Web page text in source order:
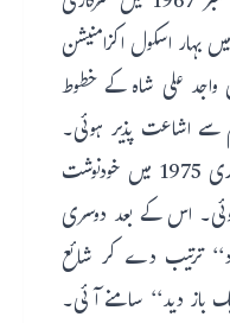
ملازمت سے سبکدوش ہوئے۔ 1967 میں بہار اسکول اکزامنیشن
ہوئے۔ 1973 میں واجد علی شاہ کے خطوط
سے اشاعت پذیر ہوئی۔
1973 میں ’’غالب ایوارڈ‘‘ ملا۔ جنوری 1975 میں خودنوشت
اس کے بعد دوسری
شاد‘‘ ترتیب دے کر شائع
ایک باز دید‘‘ سامنے آئی۔